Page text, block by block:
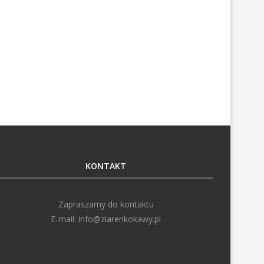
KONTAKT
Zapraszamy do kontaktu
E-mail: info@ziarenkokawy.pl